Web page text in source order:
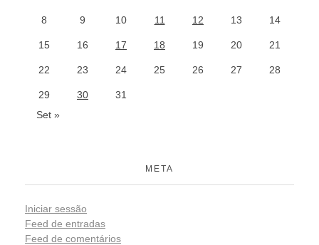
8 9 10 11 12 13 14
15 16 17 18 19 20 21
22 23 24 25 26 27 28
29 30
31
Set »
META
Iniciar sessão
Feed de entradas
Feed de comentários